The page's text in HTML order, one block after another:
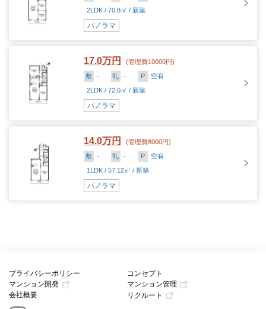
2LDK / 70.8㎡ / 新築
パノラマ
17.0万円
(管理費10000円)
敷
- 礼 - P
空有
2LDK / 72.0㎡ / 新築
パノラマ
14.0万円
(管理費8000円)
敷
- 礼 - P
空有
1LDK / 57.12㎡ / 新築
パノラマ
プライバシーポリシー
コンセプト
マンション開発
マンション管理
会社概要
リクルート